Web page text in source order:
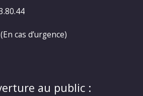
cas d’urgence)
au public :